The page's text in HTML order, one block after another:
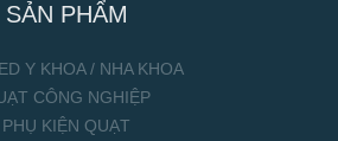
SẢN PHẨM
Y KHOA / NHA KHOA
CÔNG NGHIỆP
PHỤ KIỆN QUẠT